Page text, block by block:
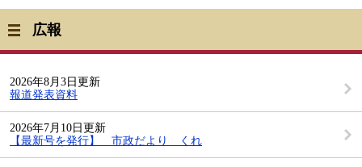
広報
2026年8月3日更新
報道発表資料
2026年7月10日更新
【最新号を発行】 市政だより くれ